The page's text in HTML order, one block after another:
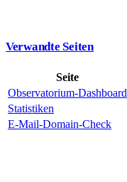
Verwandte Seiten
Seite
Observatorium-Dashboard
Statistiken
E-Mail-Domain-Check